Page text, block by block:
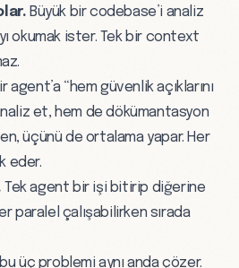
Büyük bir codebase’i analiz
okumak ister. Tek bir context
agent’a “hem güvenlik açıklarını
et, hem de dökümantasyon
üçünü de ortalama yapar. Her
eder.
Tek agent bir işi bitirip diğerine
paralel çalışabilirken sırada
üç problemi aynı anda çözer.